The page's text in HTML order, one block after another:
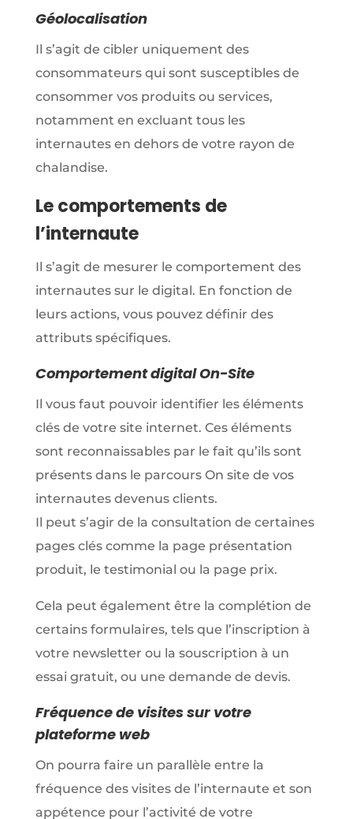
Géolocalisation
Il s’agit de cibler uniquement des
consommateurs qui sont susceptibles de
consommer vos produits ou services,
notamment en excluant tous les
internautes en dehors de votre rayon de
chalandise.
Le comportements de
l’internaute
Il s’agit de mesurer le comportement des
internautes sur le digital. En fonction de
leurs actions, vous pouvez définir des
attributs spécifiques.
Comportement digital On-Site
Il vous faut pouvoir identifier les éléments
clés de votre site internet. Ces éléments
sont reconnaissables par le fait qu’ils sont
présents dans le parcours On site de vos
internautes devenus clients.
Il peut s’agir de la consultation de certaines
pages clés comme la page présentation
produit, le testimonial ou la page prix.
Cela peut également être la complétion de
certains formulaires, tels que l’inscription à
votre newsletter ou la souscription à un
essai gratuit, ou une demande de devis.
Fréquence de visites sur votre
plateforme web
On pourra faire un parallèle entre la
fréquence des visites de l’internaute et son
appétence pour l’activité de votre